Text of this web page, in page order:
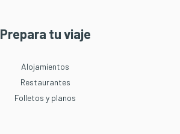
Prepara tu viaje
Alojamientos
Restaurantes
Folletos y planos